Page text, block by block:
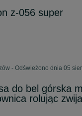
z-056 super
- Odświeżono dnia 05
do bel górska
rolując